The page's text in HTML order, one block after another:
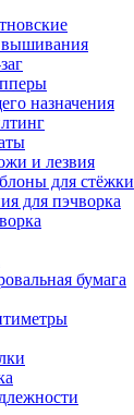
назначения
и лезвия
для стёжки
для пэчворка
бумага